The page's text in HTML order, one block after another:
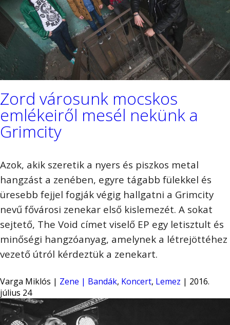
Zord városunk mocskos
emlékeiről mesél nekünk a
Grimcity
Azok, akik szeretik a nyers és piszkos metal
hangzást a zenében, egyre tágabb fülekkel és
üresebb fejjel fogják végig hallgatni a Grimcity
nevű fővárosi zenekar első kislemezét. A sokat
sejtető, The Void címet viselő EP egy letisztult és
minőségi hangzóanyag, amelynek a létrejöttéhez
vezető útról kérdeztük a zenekart.
Varga Miklós | Zene | Bandák, Koncert, Lemez | 2016.
július 24